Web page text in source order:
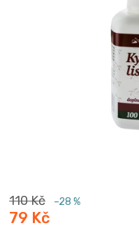
110 Kč –28 %
79 Kč